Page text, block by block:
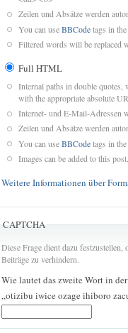
Zeilen und Absätze werden
You can useBBCodetags in
Filtered words will be replaced
Full HTML
Internal paths in double quotes,
with the appropriate absolute
Internet- und E-Mail-Adressen
Zeilen und Absätze werden
You can useBBCodetags in
Images can be added to this post.
Weitere Informationen über
CAPTCHA
Diese Frage dient dazu
Beiträge zu verhindern.
Wie lautet das zweite Wort in
„otizibu iwice ozage ihiboro